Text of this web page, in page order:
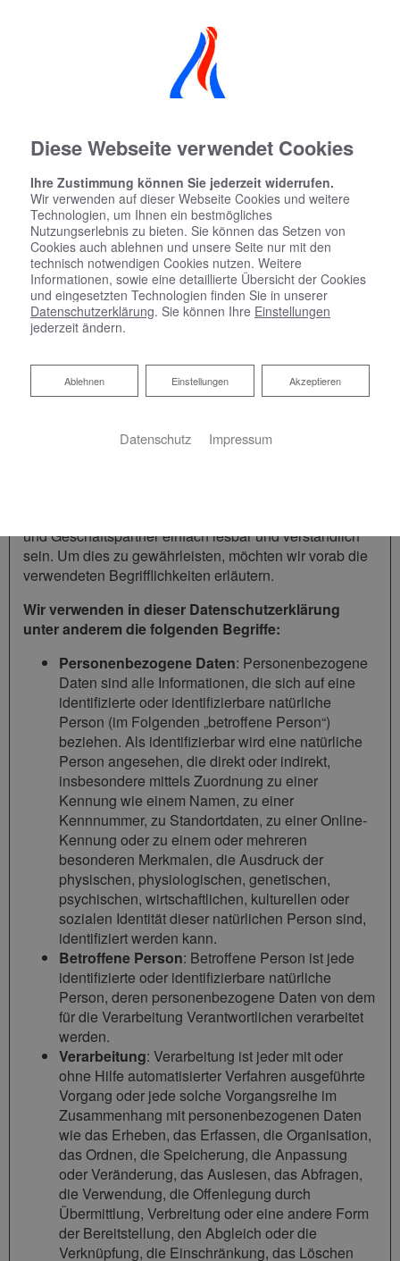
Datenschutzerklärung
Wir bedanken uns für Ihren Besuch bei Friedrich Burmeister.
Der sichere Umgang mit Ihren Daten ist uns besonders
wichtig. Wir möchten Sie daher hiermit ausführlich über die
Verwendung Ihrer Daten bei dem Besuch unseres
Webauftritts informieren.
1 Begriffsbestimmungen
beruht auf den Begrifflichkeiten, die durch den
und Geschäftspartner einfach lesbar und verständlich
sein. Um dies zu gewährleisten, möchten wir vorab die
verwendeten Begrifflichkeiten erläutern.
Wir verwenden in dieser Datenschutzerklärung
unter anderem die folgenden Begriffe:
Personenbezogene Daten: Personenbezogene
Daten sind alle Informationen, die sich auf eine
identifizierte oder identifizierbare natürliche
Person (im Folgenden „betroffene Person“)
beziehen. Als identifizierbar wird eine natürliche
Person angesehen, die direkt oder indirekt,
insbesondere mittels Zuordnung zu einer
Kennung wie einem Namen, zu einer
Kennnummer, zu Standortdaten, zu einer Online-
Kennung oder zu einem oder mehreren
besonderen Merkmalen, die Ausdruck der
physischen, physiologischen, genetischen,
psychischen, wirtschaftlichen, kulturellen oder
sozialen Identität dieser natürlichen Person sind,
identifiziert werden kann.
Betroffene Person: Betroffene Person ist jede
identifizierte oder identifizierbare natürliche
Person, deren personenbezogene Daten von dem
für die Verarbeitung Verantwortlichen verarbeitet
werden.
Verarbeitung: Verarbeitung ist jeder mit oder
ohne Hilfe automatisierter Verfahren ausgeführte
Vorgang oder jede solche Vorgangsreihe im
Zusammenhang mit personenbezogenen Daten
wie das Erheben, das Erfassen, die Organisation,
das Ordnen, die Speicherung, die Anpassung
oder Veränderung, das Auslesen, das Abfragen,
die Verwendung, die Offenlegung durch
Übermittlung, Verbreitung oder eine andere Form
der Bereitstellung, den Abgleich oder die
Verknüpfung, die Einschränkung, das Löschen
Diese Webseite verwendet Cookies
Ihre Zustimmung können Sie jederzeit widerrufen.
Wir verwenden auf dieser Webseite Cookies und weitere
Technologien, um Ihnen ein bestmögliches
Nutzungserlebnis zu bieten. Sie können das Setzen von
Cookies auch ablehnen und unsere Seite nur mit den
technisch notwendigen Cookies nutzen. Weitere
Informationen, sowie eine detaillierte Übersicht der Cookies
und eingesetzten Technologien finden Sie in unserer
Datenschutzerklärung. Sie können Ihre Einstellungen
jederzeit ändern.
Akzeptieren
Einstellungen
Ablehnen
Ablehnen
Datenschutz Impressum